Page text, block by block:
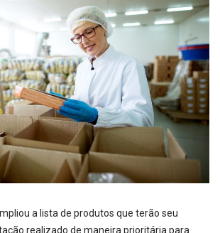
a lista de produtos que terão seu
realizado de maneira prioritária para